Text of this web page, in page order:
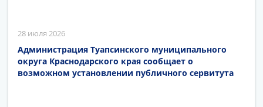
28 июля 2026
Администрация Туапсинского муниципального
округа Краснодарского края сообщает о
возможном установлении публичного сервитута